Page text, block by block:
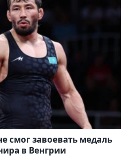
смог завоевать медаль
в Венгрии